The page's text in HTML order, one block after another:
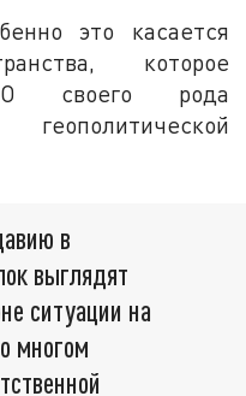
это касается
которое
своего рода
в
выглядят
ситуации на
многом